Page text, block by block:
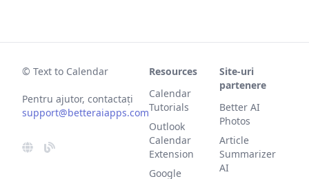
© Text to Calendar
Pentru ajutor, contactați
support@betteraiapps.com
Resources
Calendar
Tutorials
Outlook
Calendar
Extension
Google
Site-uri
partenere
Better AI
Photos
Article
Summarizer
AI